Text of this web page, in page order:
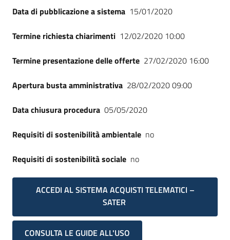
Data di pubblicazione a sistema 15/01/2020
Termine richiesta chiarimenti 12/02/2020 10:00
Termine presentazione delle offerte 27/02/2020 16:00
Apertura busta amministrativa 28/02/2020 09:00
Data chiusura procedura 05/05/2020
Requisiti di sostenibilità ambientale no
Requisiti di sostenibilità sociale no
ACCEDI AL SISTEMA ACQUISTI TELEMATICI –
SATER
CONSULTA LE GUIDE ALL'USO